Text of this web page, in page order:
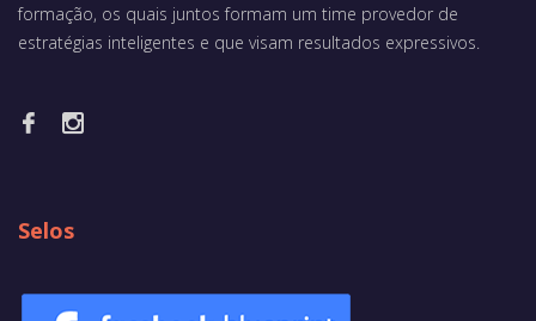
formação, os quais juntos formam um time provedor de
estratégias inteligentes e que visam resultados expressivos.
Selos